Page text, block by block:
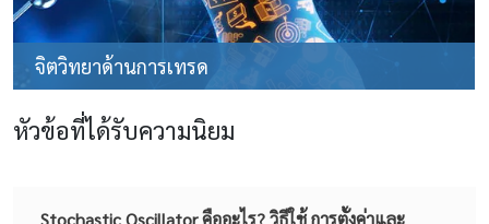
จิตวิทยาด้านการเทรด
หัวข้อที่ได้รับความนิยม
Stochastic Oscillator คืออะไร? วิธีใช้ การตั้งค่าและ